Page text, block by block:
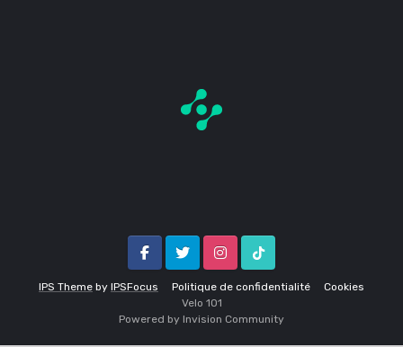
IPS Theme by IPSFocus Politique de confidentialité Cookies
FacebookTwitter InstagramTik Tok
Velo 1O1
Powered by Invision Community